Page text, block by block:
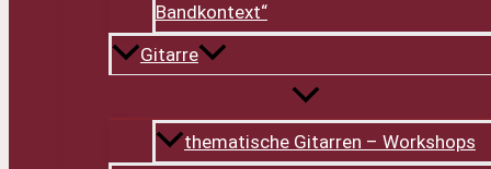
Bandkontext“
Gitarre
thematische Gitarren – Workshops